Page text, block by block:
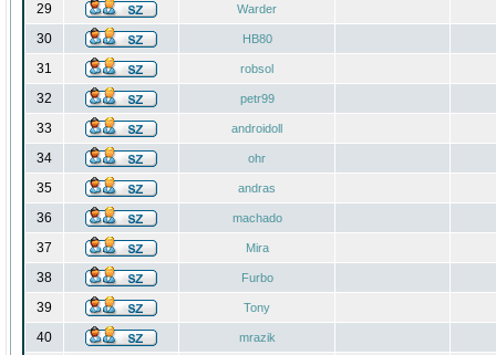
29 Warder
30 HB80
31 robsol
32 petr99
33 androidoll
34 ohr
35 andras
36 machado
37 Mira
38 Furbo
39 Tony
40 mrazik